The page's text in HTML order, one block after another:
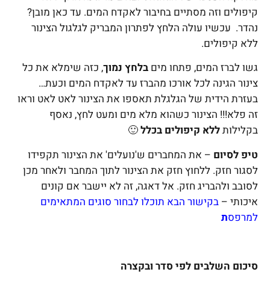
קיפולים וזה מסתיים בחיבור לאקדח המים. עד כאן מובן?
נהדר. עכשיו עולה הלחץ לפתרון המבריק לגלגול הצינור
ללא קיפולים.
גשו לברז המים, פתחו מים בלחץ נמוך, כזה שימלא את כל
צינור הגינה לכל אורכו מהברז עד לאקדח המים וכעת…
בעזרת הידית של הגלגלת תאספו את הצינור לאט לאט וראו
זה פלא!!! הצינור כשהוא מלא מים ומעט לחץ, נאסף
בקלילותללא קיפולים בכלל🙂
טיפ לסיום – את המחברים ש'נועלים' את הצינור תקפידו
לסגור חזק. ללחוץ חזק את הצינור לתוך המחבר ולאחר מכן
לסובב ולהבריג חזק. אל דאגה, זה לא יישבר אם קונים
איכותי – בקישור הבא תוכלו לבחור סוגים המתאימים
למרפסת
סיכום השלבים לפי סדר ובקצרה